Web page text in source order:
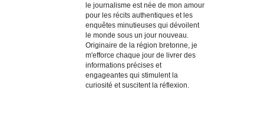
le journalisme est née de mon amour
pour les récits authentiques et les
enquêtes minutieuses qui dévoilent
le monde sous un jour nouveau.
Originaire de la région bretonne, je
m'efforce chaque jour de livrer des
informations précises et
engageantes qui stimulent la
curiosité et suscitent la réflexion.